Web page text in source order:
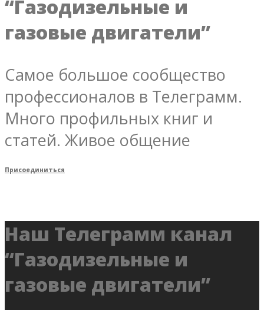
“Газодизельные и
газовые двигатели”
Самое большое сообщество
профессионалов в Телеграмм.
Много профильных книг и
статей. Живое общение
Присоединиться
Наш Телеграмм канал
“Газодизельные и
газовые двигатели”